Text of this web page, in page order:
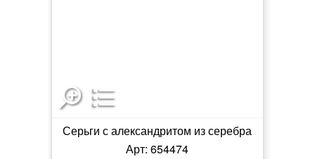
Серьги с александритом из серебра
Арт: 654474